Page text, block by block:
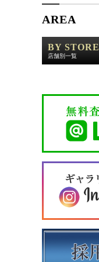
AREA
BY STORE
店舗別一覧